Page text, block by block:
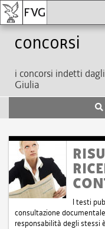
Concorsi
i concorsi indetti
Giulia
I testi
consultazione
responsabilità degli stessi